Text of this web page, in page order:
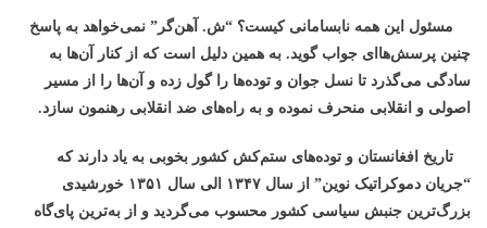
مسئول این همه نابسامانی کیست؟ “ش. آهن‌گر” نمی‌خواهد به پاسخ
چنین پرسش‌هاای جواب گوید. به همین دلیل است که از کنار آن‌ها به
سادگی می‌گذرد تا نسل جوان و توده‌ها را گول زده و آن‌ها را از مسیر
اصولی و انقلابی منحرف نموده و به راه‌های ضد انقلابی رهنمون سازد.
تاریخ افغانستان و توده‌های ستم‌کش کشور بخوبی به یاد دارند که
“جریان دموکراتیک نوین” از سال ۱۳۴۷ الی سال ۱۳۵۱ خورشیدی
بزرگ‌ترین جنبش سیاسی کشور محسوب می‌گردید و از به‌ترین پای‌گاه